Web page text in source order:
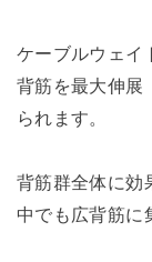
ケーブルウェイ
背筋を最大伸展
られます。
背筋群全体に効
中でも広背筋に